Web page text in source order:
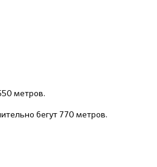
метров.
бегут 770 метров.